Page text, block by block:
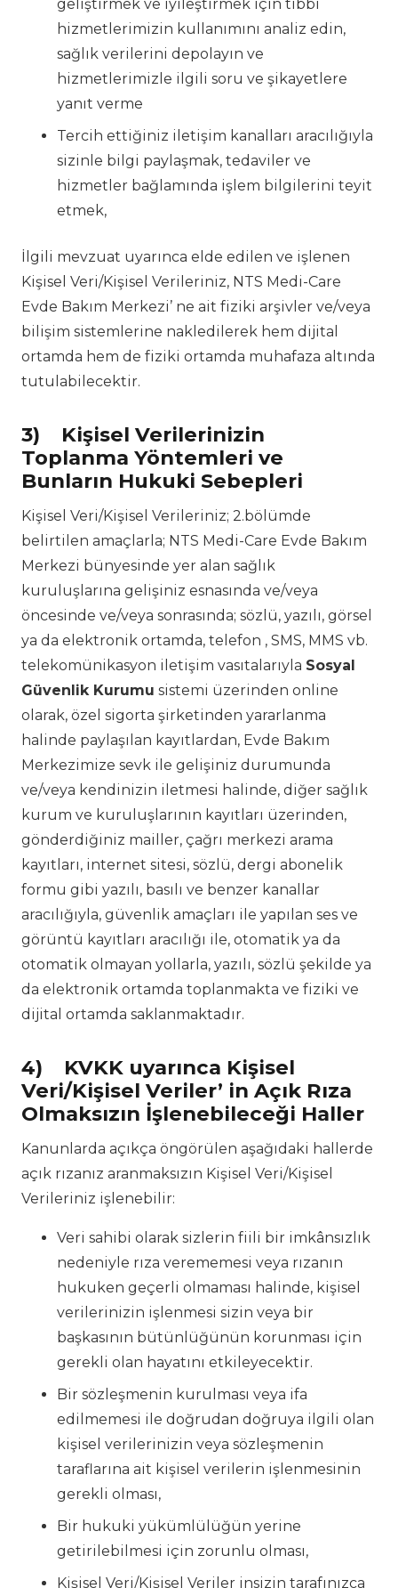
geliştirmek ve iyileştirmek için tıbbi
hizmetlerimizin kullanımını analiz edin,
sağlık verilerini depolayın ve
hizmetlerimizle ilgili soru ve şikayetlere
yanıt verme
Tercih ettiğiniz iletişim kanalları aracılığıyla
sizinle bilgi paylaşmak, tedaviler ve
hizmetler bağlamında işlem bilgilerini teyit
etmek,
İlgili mevzuat uyarınca elde edilen ve işlenen
Kişisel Veri/Kişisel Verileriniz, NTS Medi-Care
Evde Bakım Merkezi’ ne ait fiziki arşivler ve/veya
bilişim sistemlerine nakledilerek hem dijital
ortamda hem de fiziki ortamda muhafaza altında
tutulabilecektir.
3) Kişisel Verilerinizin
Toplanma Yöntemleri ve
Bunların Hukuki Sebepleri
Kişisel Veri/Kişisel Verileriniz; 2.bölümde
belirtilen amaçlarla; NTS Medi-Care Evde Bakım
Merkezi bünyesinde yer alan sağlık
kuruluşlarına gelişiniz esnasında ve/veya
öncesinde ve/veya sonrasında; sözlü, yazılı, görsel
ya da elektronik ortamda, telefon , SMS, MMS vb.
telekomünikasyon iletişim vasıtalarıyla Sosyal
Güvenlik Kurumu sistemi üzerinden online
olarak, özel sigorta şirketinden yararlanma
halinde paylaşılan kayıtlardan, Evde Bakım
Merkezimize sevk ile gelişiniz durumunda
ve/veya kendinizin iletmesi halinde, diğer sağlık
kurum ve kuruluşlarının kayıtları üzerinden,
gönderdiğiniz mailler, çağrı merkezi arama
kayıtları, internet sitesi, sözlü, dergi abonelik
formu gibi yazılı, basılı ve benzer kanallar
aracılığıyla, güvenlik amaçları ile yapılan ses ve
görüntü kayıtları aracılığı ile, otomatik ya da
otomatik olmayan yollarla, yazılı, sözlü şekilde ya
da elektronik ortamda toplanmakta ve fiziki ve
dijital ortamda saklanmaktadır.
4) KVKK uyarınca Kişisel
Veri/Kişisel Veriler’ in Açık Rıza
Olmaksızın İşlenebileceği Haller
Kanunlarda açıkça öngörülen aşağıdaki hallerde
açık rızanız aranmaksızın Kişisel Veri/Kişisel
Verileriniz işlenebilir:
Veri sahibi olarak sizlerin fiili bir imkânsızlık
nedeniyle rıza verememesi veya rızanın
hukuken geçerli olmaması halinde, kişisel
verilerinizin işlenmesi sizin veya bir
başkasının bütünlüğünün korunması için
gerekli olan hayatını etkileyecektir.
Bir sözleşmenin kurulması veya ifa
edilmemesi ile doğrudan doğruya ilgili olan
kişisel verilerinizin veya sözleşmenin
taraflarına ait kişisel verilerin işlenmesinin
gerekli olması,
Bir hukuki yükümlülüğün yerine
getirilebilmesi için zorunlu olması,
Kişisel Veri/Kişisel Veriler insizin tarafınızca